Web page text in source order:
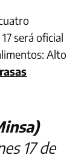
será oficial
Alto
17 de